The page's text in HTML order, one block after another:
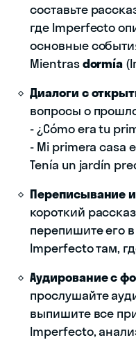
составьте
где Imperfecto
основные
Mientrasdormía
Диалоги с
вопросы о
- ¿Cómo era tu
- Mi primera casa
Tenía un jardín
Переписывание
короткий
перепишите его
Imperfecto там,
Аудирование с
прослушайте
выпишите все
Imperfecto,